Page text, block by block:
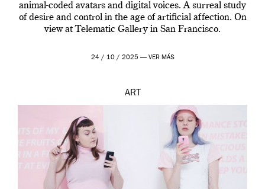
animal-coded avatars and digital voices. A surreal study
of desire and control in the age of artificial affection. On
view at Telematic Gallery in San Francisco.
24 / 10 / 2025 — VER MÁS
ART